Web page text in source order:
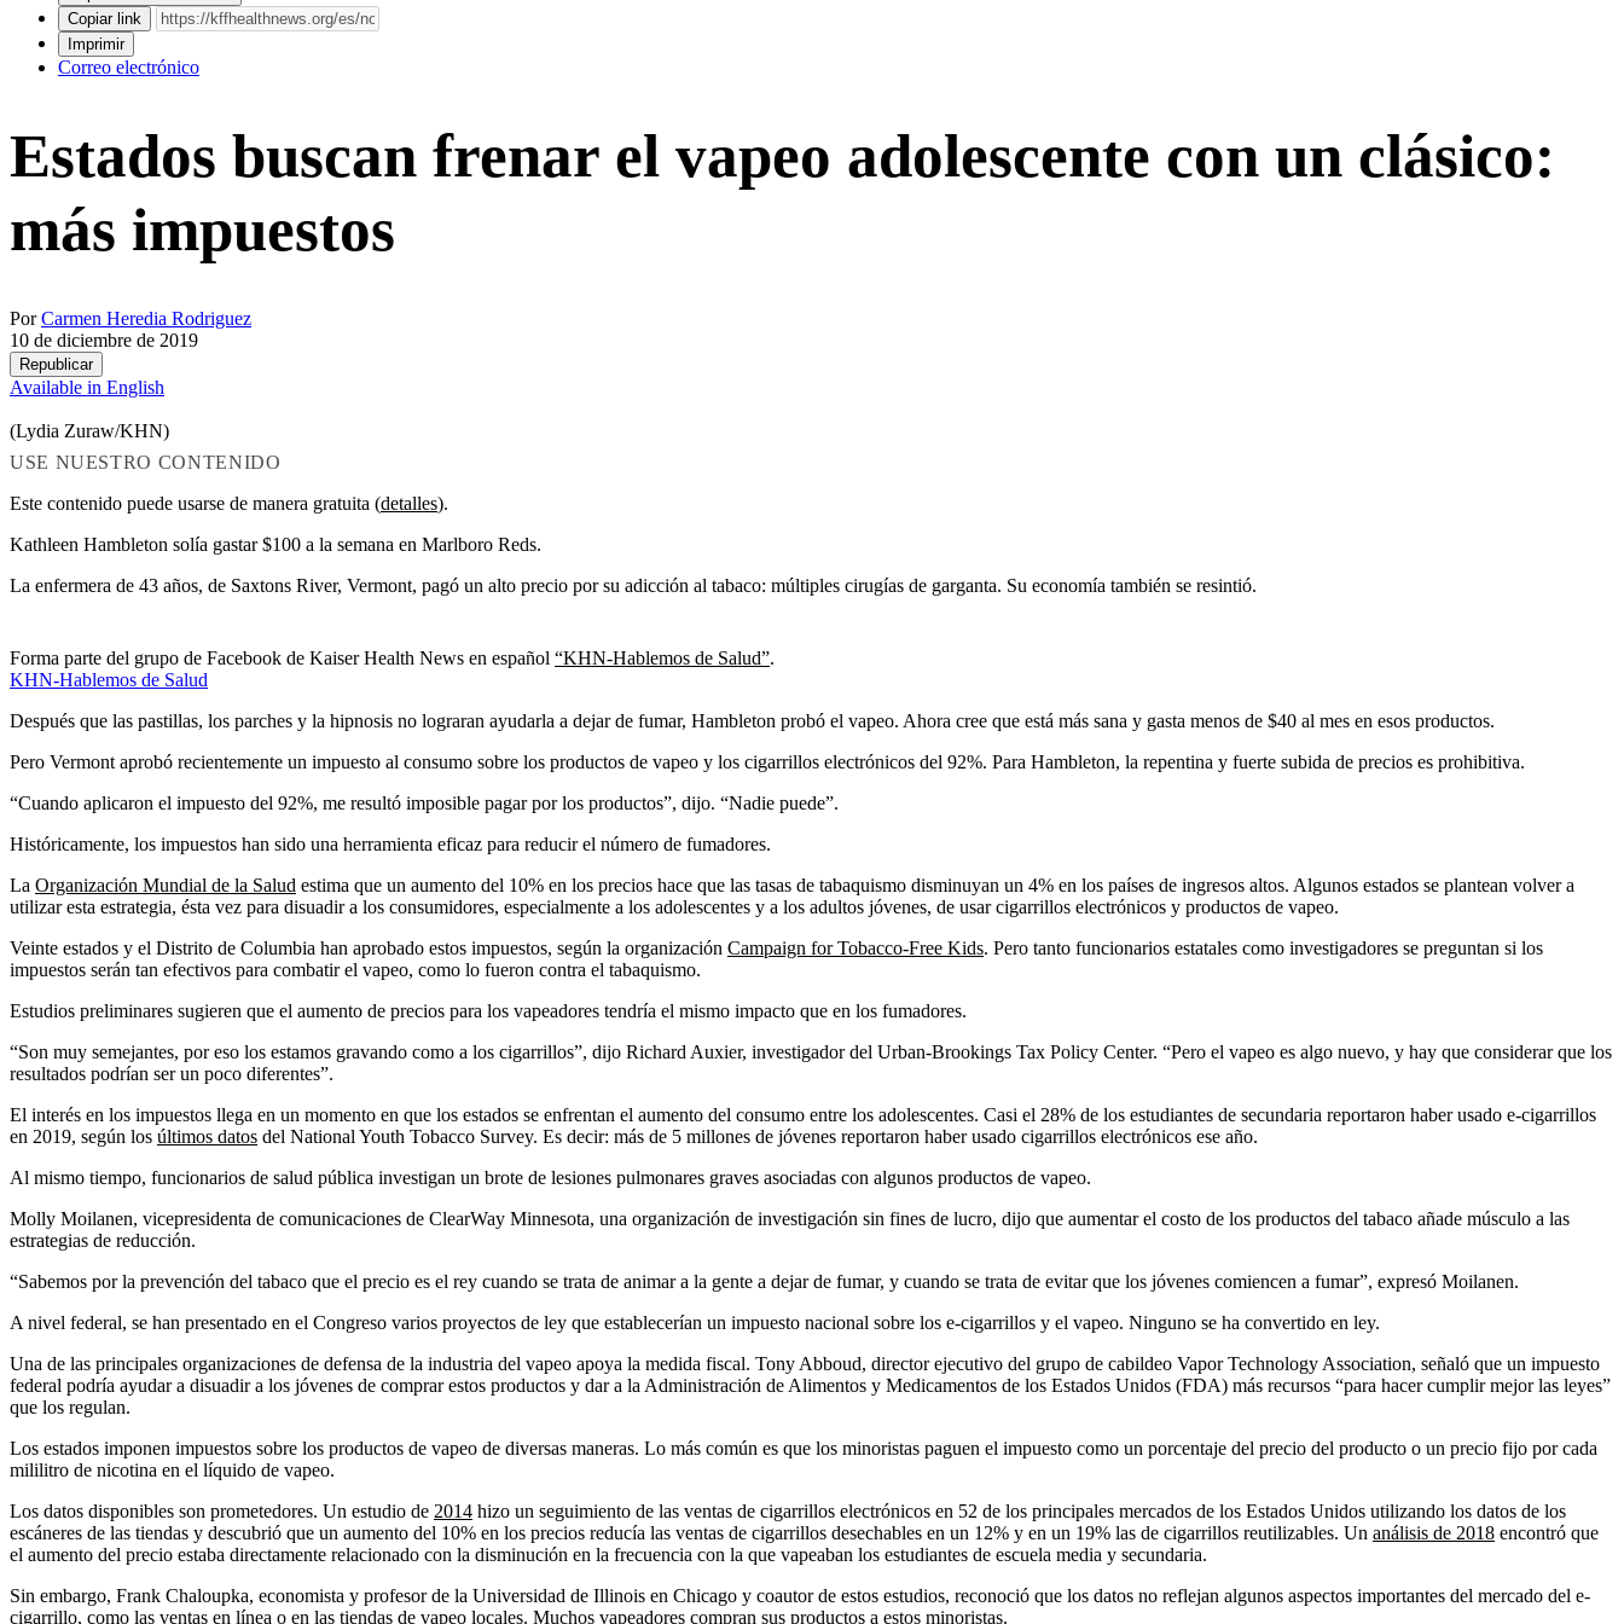
Copiar link
Imprimir
Correo electrónico
Estados buscan frenar el vapeo adolescente con un clásico:
más impuestos
PorCarmen Heredia Rodriguez
10 de diciembre de 2019
Republicar
Available in English
(Lydia Zuraw/KHN)
USE NUESTRO CONTENIDO
Este contenido puede usarse de manera gratuita (detalles).
Kathleen Hambleton solía gastar $100 a la semana en Marlboro Reds.
La enfermera de 43 años, de Saxtons River, Vermont, pagó un alto precio por su adicción al tabaco: múltiples cirugías de garganta. Su economía también se resintió.
Forma parte del grupo de Facebook de Kaiser Health News en español “KHN-Hablemos de Salud”.
KHN-Hablemos de Salud
Después que las pastillas, los parches y la hipnosis no lograran ayudarla a dejar de fumar, Hambleton probó el vapeo. Ahora cree que está más sana y gasta menos de $40 al mes en esos productos.
Pero Vermont aprobó recientemente un impuesto al consumo sobre los productos de vapeo y los cigarrillos electrónicos del 92%. Para Hambleton, la repentina y fuerte subida de precios es prohibitiva.
“Cuando aplicaron el impuesto del 92%, me resultó imposible pagar por los productos”, dijo. “Nadie puede”.
Históricamente, los impuestos han sido una herramienta eficaz para reducir el número de fumadores.
La Organización Mundial de la Salud estima que un aumento del 10% en los precios hace que las tasas de tabaquismo disminuyan un 4% en los países de ingresos altos. Algunos estados se plantean volver a
utilizar esta estrategia, ésta vez para disuadir a los consumidores, especialmente a los adolescentes y a los adultos jóvenes, de usar cigarrillos electrónicos y productos de vapeo.
Veinte estados y el Distrito de Columbia han aprobado estos impuestos, según la organización Campaign for Tobacco-Free Kids. Pero tanto funcionarios estatales como investigadores se preguntan si los
impuestos serán tan efectivos para combatir el vapeo, como lo fueron contra el tabaquismo.
Estudios preliminares sugieren que el aumento de precios para los vapeadores tendría el mismo impacto que en los fumadores.
“Son muy semejantes, por eso los estamos gravando como a los cigarrillos”, dijo Richard Auxier, investigador del Urban-Brookings Tax Policy Center. “Pero el vapeo es algo nuevo, y hay que considerar que los
resultados podrían ser un poco diferentes”.
El interés en los impuestos llega en un momento en que los estados se enfrentan el aumento del consumo entre los adolescentes. Casi el 28% de los estudiantes de secundaria reportaron haber usado e-cigarrillos
en 2019, según los últimos datos del National Youth Tobacco Survey. Es decir: más de 5 millones de jóvenes reportaron haber usado cigarrillos electrónicos ese año.
Al mismo tiempo, funcionarios de salud pública investigan un brote de lesiones pulmonares graves asociadas con algunos productos de vapeo.
Molly Moilanen, vicepresidenta de comunicaciones de ClearWay Minnesota, una organización de investigación sin fines de lucro, dijo que aumentar el costo de los productos del tabaco añade músculo a las
estrategias de reducción.
“Sabemos por la prevención del tabaco que el precio es el rey cuando se trata de animar a la gente a dejar de fumar, y cuando se trata de evitar que los jóvenes comiencen a fumar”, expresó Moilanen.
A nivel federal, se han presentado en el Congreso varios proyectos de ley que establecerían un impuesto nacional sobre los e-cigarrillos y el vapeo. Ninguno se ha convertido en ley.
Una de las principales organizaciones de defensa de la industria del vapeo apoya la medida fiscal. Tony Abboud, director ejecutivo del grupo de cabildeo Vapor Technology Association, señaló que un impuesto
federal podría ayudar a disuadir a los jóvenes de comprar estos productos y dar a la Administración de Alimentos y Medicamentos de los Estados Unidos (FDA) más recursos “para hacer cumplir mejor las leyes”
que los regulan.
Los estados imponen impuestos sobre los productos de vapeo de diversas maneras. Lo más común es que los minoristas paguen el impuesto como un porcentaje del precio del producto o un precio fijo por cada
mililitro de nicotina en el líquido de vapeo.
Los datos disponibles son prometedores. Un estudio de 2014 hizo un seguimiento de las ventas de cigarrillos electrónicos en 52 de los principales mercados de los Estados Unidos utilizando los datos de los
escáneres de las tiendas y descubrió que un aumento del 10% en los precios reducía las ventas de cigarrillos desechables en un 12% y en un 19% las de cigarrillos reutilizables. Un análisis de 2018 encontró que
el aumento del precio estaba directamente relacionado con la disminución en la frecuencia con la que vapeaban los estudiantes de escuela media y secundaria.
Sin embargo, Frank Chaloupka, economista y profesor de la Universidad de Illinois en Chicago y coautor de estos estudios, reconoció que los datos no reflejan algunos aspectos importantes del mercado del e-
cigarrillo, como las ventas en línea o en las tiendas de vapeo locales. Muchos vapeadores compran sus productos a estos minoristas.